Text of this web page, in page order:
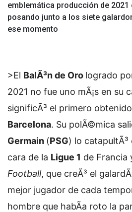
emblemática producción de
posando junto a los siete
ese momento
>El BalÃ³n de Oro logrado
2021 no fue uno mÃ¡s en su
significÃ³ el primero
Barcelona. Su polÃ©mica
Germain (PSG) lo catapultÃ³
cara de la Ligue 1 de Francia
Football, que creÃ³ el
mejor jugador de cada
hombre que habÃ­a roto la